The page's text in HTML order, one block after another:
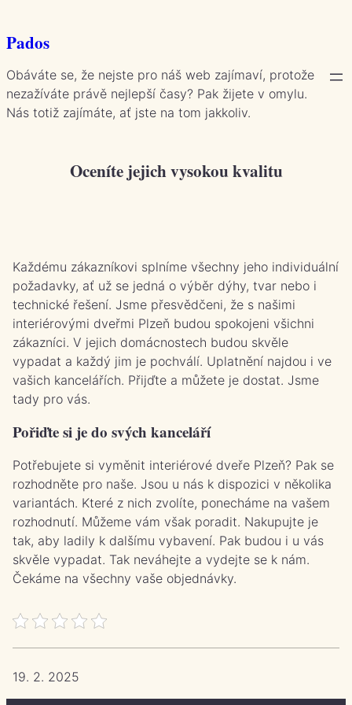
na
obsah
Pados
Obáváte se, že nejste pro náš web zajímaví, protože
nezažíváte právě nejlepší časy? Pak žijete v omylu.
Nás totiž zajímáte, ať jste na tom jakkoliv.
Oceníte jejich vysokou kvalitu
Každému zákazníkovi splníme všechny jeho individuální
požadavky, ať už se jedná o výběr dýhy, tvar nebo i
technické řešení. Jsme přesvědčeni, že s našimi
interiérovými dveřmi Plzeň budou spokojeni všichni
zákazníci. V jejich domácnostech budou skvěle
vypadat a každý jim je pochválí. Uplatnění najdou i ve
vašich kancelářích. Přijďte a můžete je dostat. Jsme
tady pro vás.
Pořiďte si je do svých kanceláří
Potřebujete si vyměnit interiérové dveře Plzeň? Pak se
rozhodněte pro naše. Jsou u nás k dispozici v několika
variantách. Které z nich zvolíte, ponecháme na vašem
rozhodnutí. Můžeme vám však poradit. Nakupujte je
tak, aby ladily k dalšímu vybavení. Pak budou i u vás
skvěle vypadat. Tak neváhejte a vydejte se k nám.
Čekáme na všechny vaše objednávky.
19. 2. 2025